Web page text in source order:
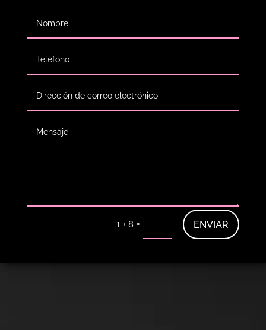
1 + 8 = ENVIAR